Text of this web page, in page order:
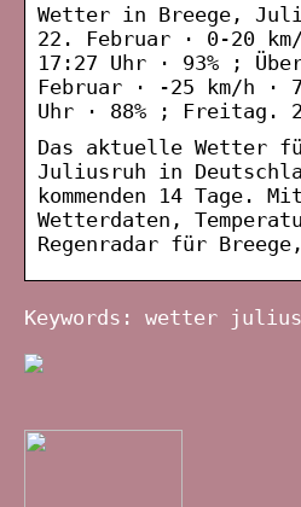
Wetter in Breege,
22. Februar · 0-20
17:27 Uhr · 93% ;
Februar · -25 km/h ·
Uhr · 88% ; Freitag.
Das aktuelle Wetter
Juliusruh in
kommenden 14 Tage.
Wetterdaten,
Regenradar für
Keywords: wetter